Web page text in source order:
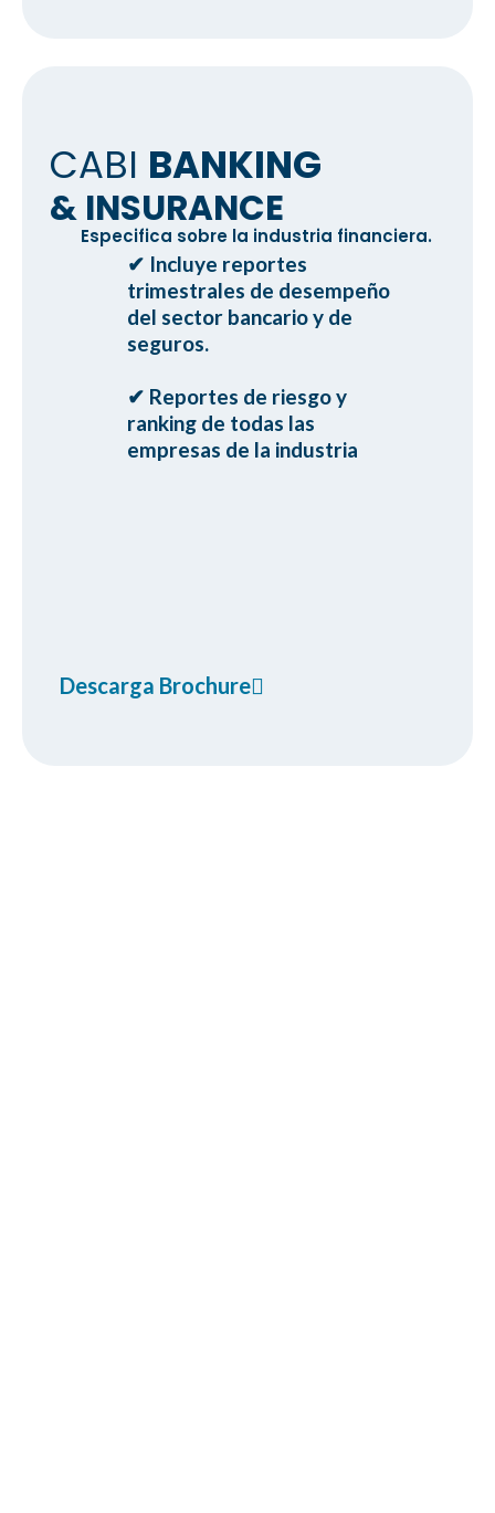
CABI BANKING
& INSURANCE
Especifica sobre la industria financiera.
✔ Incluye reportes
ㅤtrimestrales de desempeño
ㅤdel sector bancario y de
ㅤseguros.
✔ Reportes de riesgo y
ㅤranking de todas las
ㅤempresas de la industria
Descarga Brochure